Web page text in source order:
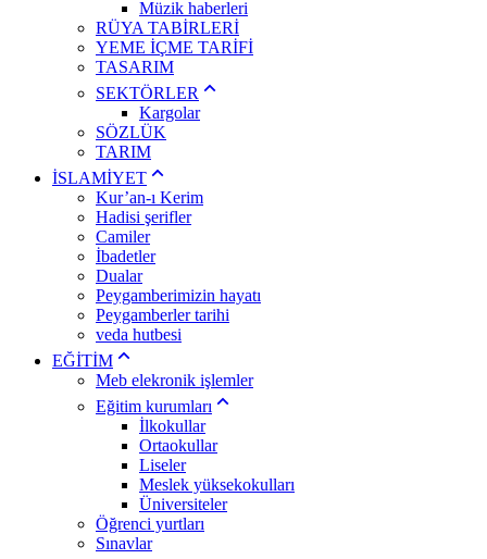
Müzik haberleri
RÜYA TABİRLERİ
YEME İÇME TARİFİ
TASARIM
SEKTÖRLER
Kargolar
SÖZLÜK
TARIM
İSLAMİYET
Kur’an-ı Kerim
Hadisi şerifler
Camiler
İbadetler
Dualar
Peygamberimizin hayatı
Peygamberler tarihi
veda hutbesi
EĞİTİM
Meb elekronik işlemler
Eğitim kurumları
İlkokullar
Ortaokullar
Liseler
Meslek yüksekokulları
Üniversiteler
Öğrenci yurtları
Sınavlar